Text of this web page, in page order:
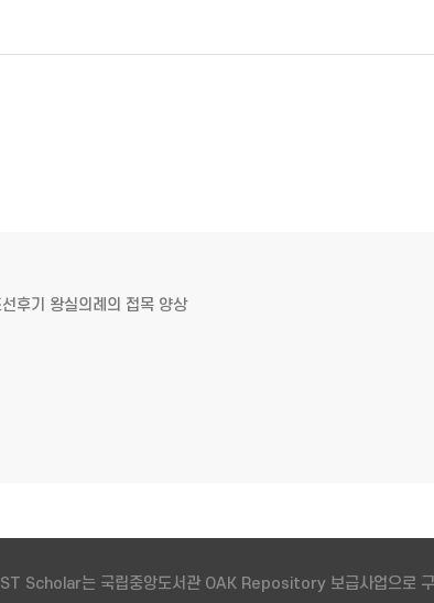
후기 왕실의례의 접목 양상
Scholar는 국립중앙도서관 OAK Repository 보급사업으로